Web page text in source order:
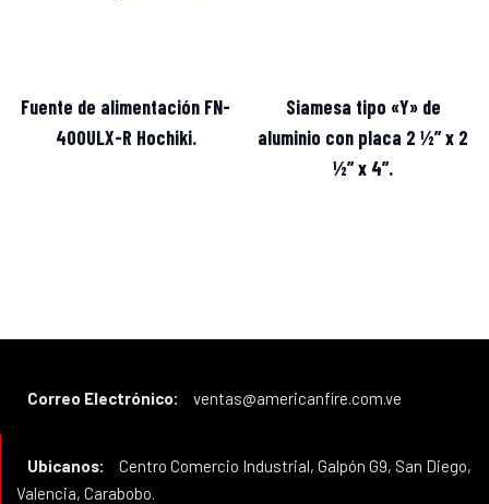
Fuente de alimentación FN-
400ULX-R Hochiki.
Siamesa tipo «Y» de
aluminio con placa 2 ½” x 2
½” x 4”.
Correo Electrónico: ventas@americanfire.com.ve
Ubicanos:
Centro Comercio Industrial, Galpón G9, San Diego,
Valencia, Carabobo.